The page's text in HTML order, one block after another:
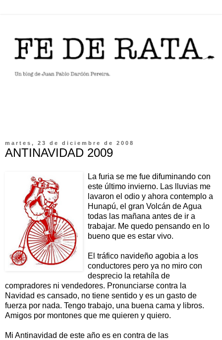
martes, 23 de diciembre de 2008
ANTINAVIDAD 2009
La furia se me fue difuminando con
este último invierno. Las lluvias me
lavaron el odio y ahora contemplo a
Hunapú, el gran Volcán de Agua
todas las mañana antes de ir a
trabajar. Me quedo pensando en lo
bueno que es estar vivo.
El tráfico navideño agobia a los
conductores pero ya no miro con
desprecio la retahíla de
compradores ni vendedores. Pronunciarse contra la
Navidad es cansado, no tiene sentido y es un gasto de
fuerza por nada. Tengo trabajo, una buena cama y libros.
Amigos por montones que me quieren y quiero.
Mi Antinavidad de este año es en contra de las